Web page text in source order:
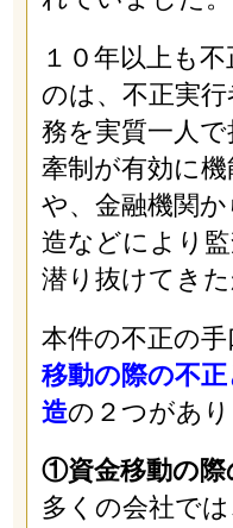
１０年以上も
のは、不正実
務を実質一人
牽制が有効に
や、金融機関
造などにより
潜り抜けてきた
本件の不正の手
移動の際の不
造の２つがあり
①資金移動の際
多くの会社で